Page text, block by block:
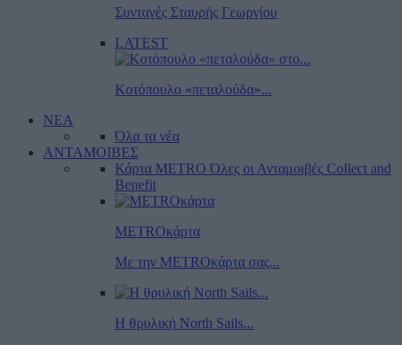
Συνταγές Σταυρής Γεωργίου
LATEST
Κοτόπουλο «πεταλούδα»...
ΝΕΑ
Όλα τα νέα
ΑΝΤΑΜΟΙΒΕΣ
Κάρτα METRO Όλες οι Ανταμοιβές Collect and
Benefit
METROκάρτα
Με την METROκάρτα σας...
Η θρυλική North Sails...